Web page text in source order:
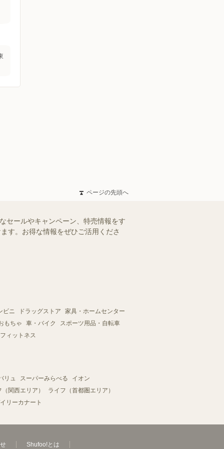
ページの先頭へ
セールやキャンペーン、特売情報をす
す。お得な情報をぜひご活用くださ
ビニ ドラッグストア
家具・ホームセンター
もちゃ 車・バイク
スポーツ用品・自転車
ィットネス
リュ スーパーみらべる
イオン
関西エリア）
ライフ（首都圏エリア）
リーカナート
Shufoo!とは